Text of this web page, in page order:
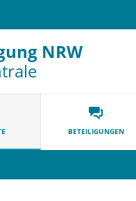
NRW
BETEILIGUNGEN